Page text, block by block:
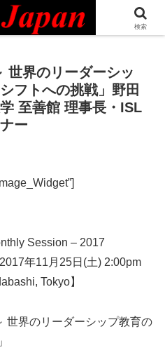
・Bilingual Professionals Network
世界のリーダーシッ
フトへの挑戦」野田
至善館 理事長・ISL
ー
Session – 2017
年11月25日(土) 2:00pm
Tokyo】
界のリーダーシップ教育の
検索